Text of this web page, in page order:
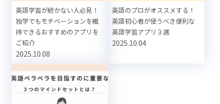
英語学習が続かない人必見！
独学でもモチベーションを維
持できるおすすめのアプリを
ご紹介
2025.10.08
英語のプロがオススメする！
英語初心者が使うべき便利な
英語学習アプリ３選
2025.10.04